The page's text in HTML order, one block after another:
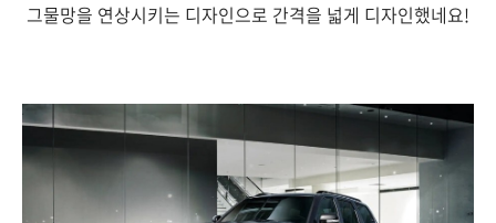
그물망을 연상시키는 디자인으로 간격을 넓게 디자인했네요!